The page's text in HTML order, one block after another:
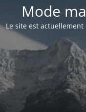
Mode
Le site est